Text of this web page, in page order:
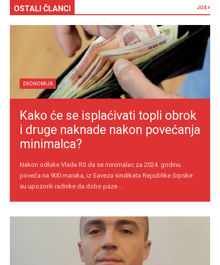
OSTALI ČLANCI JOŠ
EKONOMIJA
Kako će se isplaćivati topli obrok
i druge naknade nakon povećanja
minimalca?
Nakon odluke Vlade RS da se minimalac za 2024. godinu
poveća na 900 maraka, iz Saveza sindikata Republike Srpske
su upozorili radnike da dobo paze ...